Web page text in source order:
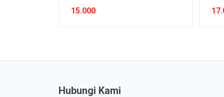
15.000
Hubungi Kami